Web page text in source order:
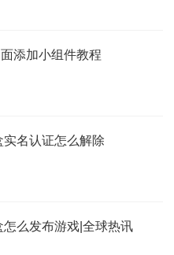
添加小组件教程
名认证怎么解除
怎么发布游戏|全球热讯